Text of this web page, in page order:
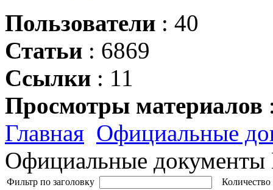
Пользователи : 40
Статьи : 6869
Ссылки : 11
Просмотры материалов
Главная Официальные
Официальные
Фильтр по заголовку